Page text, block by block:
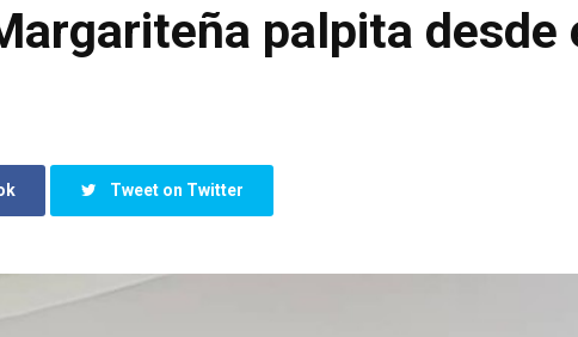
palpita desde
Tweet on Twitter